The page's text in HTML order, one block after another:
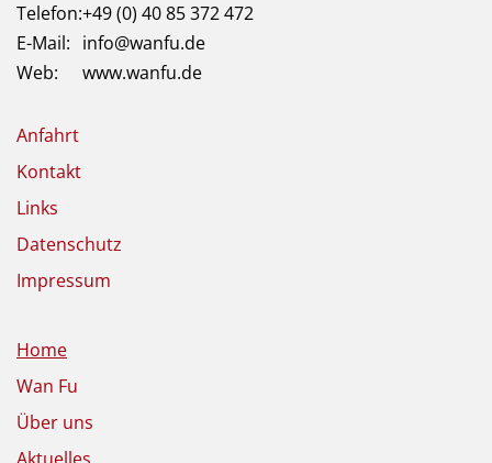
Telefon:+49 (0) 40 85 372 472
E-Mail: info@wanfu.de
Web:
www.wanfu.de
Anfahrt
Kontakt
Links
Datenschutz
Impressum
Home
Wan Fu
Über uns